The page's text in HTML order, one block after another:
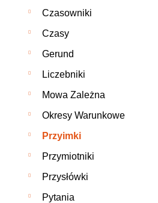
Czasowniki
Czasy
Gerund
Liczebniki
Mowa Zależna
Okresy Warunkowe
Przyimki
Przymiotniki
Przysłówki
Pytania